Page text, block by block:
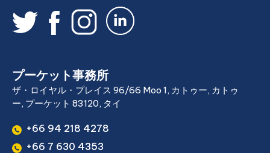
プーケット事務所
ザ・ロイヤル・プレイス 96/66 Moo 1, カトゥー, カトゥ
ー, プーケット 83120, タイ
+66 94 218 4278
+66 7 630 4353